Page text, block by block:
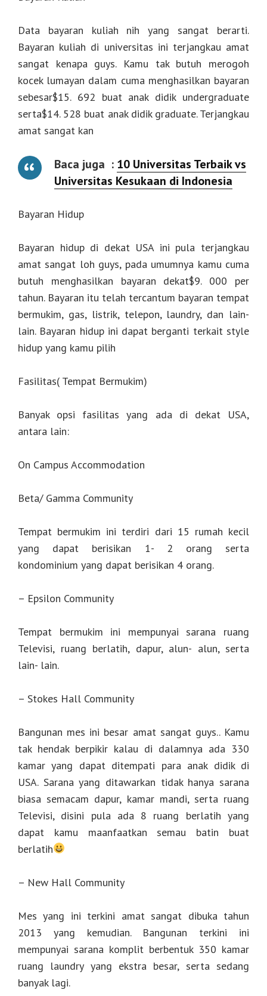
Data bayaran kuliah nih yang sangat berarti.
Bayaran kuliah di universitas ini terjangkau amat
sangat kenapa guys. Kamu tak butuh merogoh
kocek lumayan dalam cuma menghasilkan bayaran
sebesar$15. 692 buat anak didik undergraduate
serta$14. 528 buat anak didik graduate. Terjangkau
amat sangat kan
Baca juga : 10 Universitas Terbaik vs
Universitas Kesukaan di Indonesia
Bayaran Hidup
Bayaran hidup di dekat USA ini pula terjangkau
amat sangat loh guys, pada umumnya kamu cuma
butuh menghasilkan bayaran dekat$9. 000 per
tahun. Bayaran itu telah tercantum bayaran tempat
bermukim, gas, listrik, telepon, laundry, dan lain-
lain. Bayaran hidup ini dapat berganti terkait style
hidup yang kamu pilih
Fasilitas( Tempat Bermukim)
Banyak opsi fasilitas yang ada di dekat USA,
antara lain:
On Campus Accommodation
Beta/ Gamma Community
Tempat bermukim ini terdiri dari 15 rumah kecil
yang dapat berisikan 1- 2 orang serta
kondominium yang dapat berisikan 4 orang.
– Epsilon Community
Tempat bermukim ini mempunyai sarana ruang
Televisi, ruang berlatih, dapur, alun- alun, serta
lain- lain.
– Stokes Hall Community
Bangunan mes ini besar amat sangat guys.. Kamu
tak hendak berpikir kalau di dalamnya ada 330
kamar yang dapat ditempati para anak didik di
USA. Sarana yang ditawarkan tidak hanya sarana
biasa semacam dapur, kamar mandi, serta ruang
Televisi, disini pula ada 8 ruang berlatih yang
dapat kamu maanfaatkan semau batin buat
berlatih
– New Hall Community
Mes yang ini terkini amat sangat dibuka tahun
2013 yang kemudian. Bangunan terkini ini
mempunyai sarana komplit berbentuk 350 kamar
ruang laundry yang ekstra besar, serta sedang
banyak lagi.